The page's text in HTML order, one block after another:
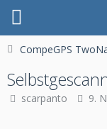
CompeGPS
scarpanto 9.